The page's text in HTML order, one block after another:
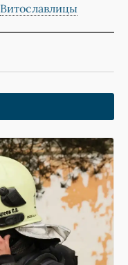
Витославлицы